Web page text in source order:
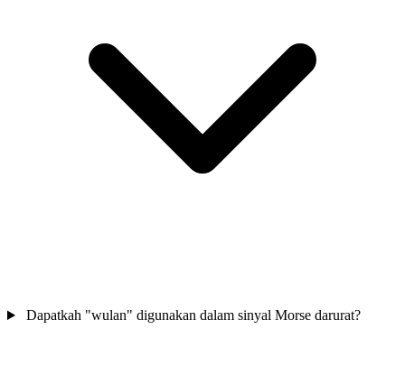
Dapatkah "wulan" digunakan dalam sinyal Morse darurat?